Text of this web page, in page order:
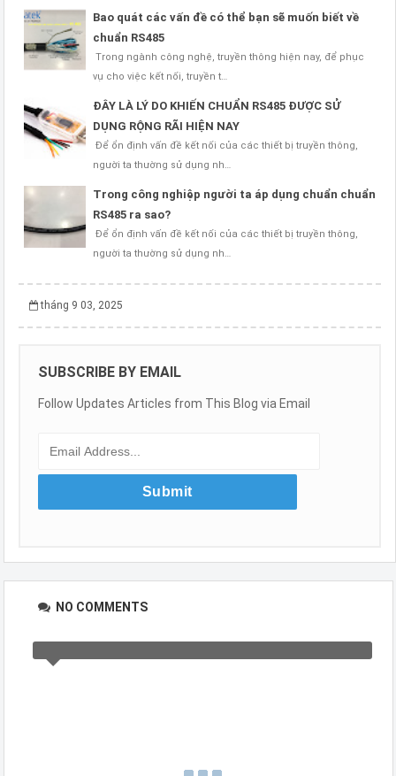
Bao quát các vấn đề có thể bạn sẽ muốn biết về
chuẩn RS485
Trong ngành công nghệ, truyền thông hiện nay, để phục
vụ cho việc kết nối, truyền t…
ĐÂY LÀ LÝ DO KHIẾN CHUẨN RS485 ĐƯỢC SỬ
DỤNG RỘNG RÃI HIỆN NAY
Để ổn định vấn đề kết nối của các thiết bị truyền thông,
người ta thường sử dụng nh…
Trong công nghiệp người ta áp dụng chuẩn chuẩn
RS485 ra sao?
Để ổn định vấn đề kết nối của các thiết bị truyền thông,
người ta thường sử dụng nh…
tháng 9 03, 2025
SUBSCRIBE BY EMAIL
Follow Updates Articles from This Blog via Email
NO COMMENTS